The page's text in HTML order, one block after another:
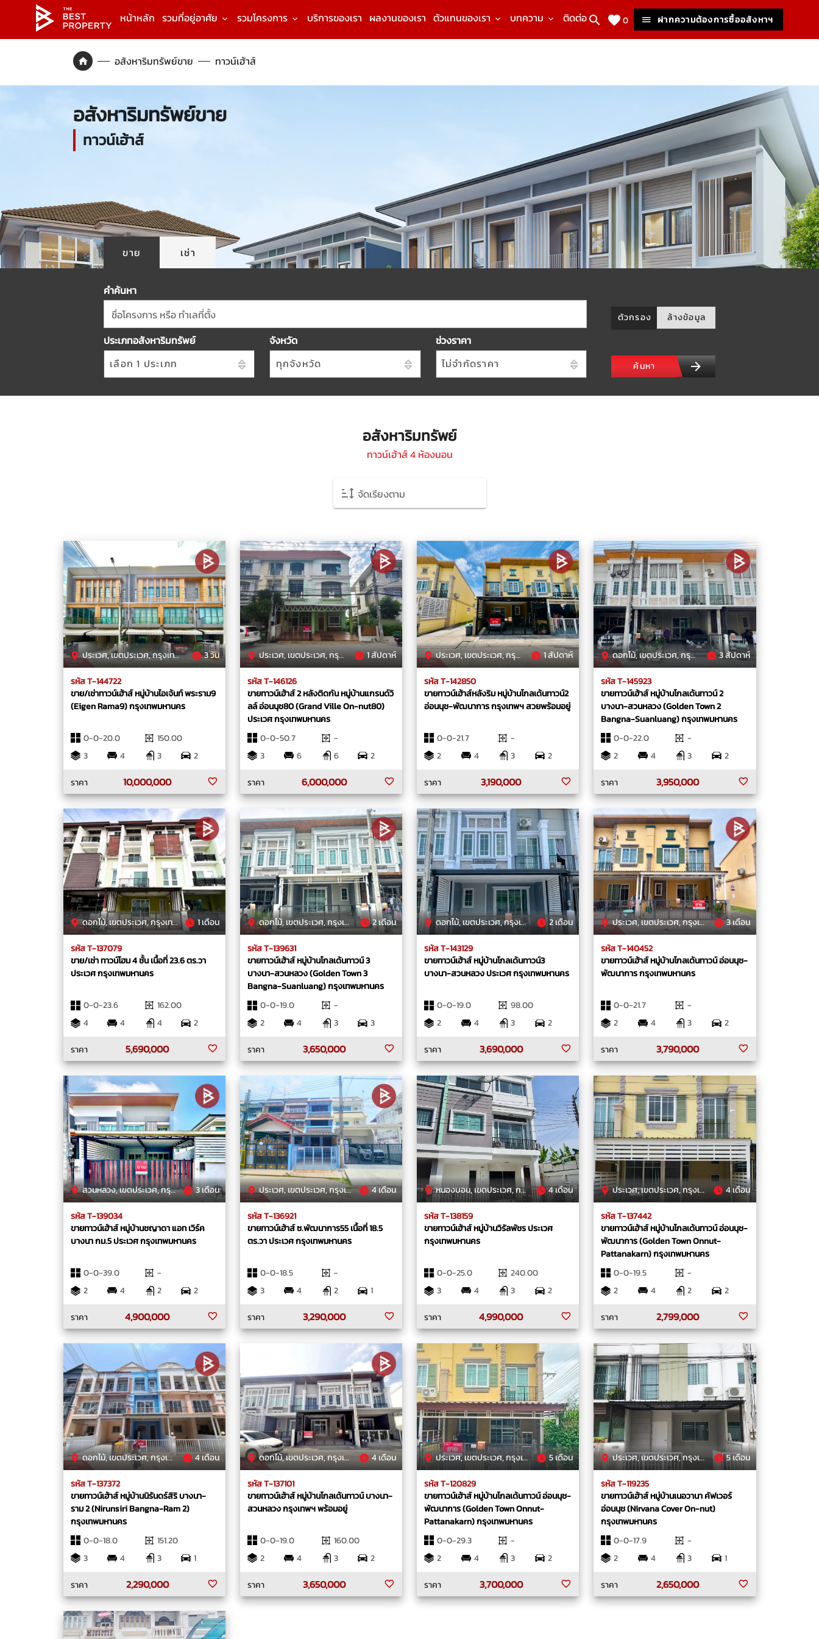
หน้าหลัก รวมที่อยู่อาศัย รวมโครงการ บริการของเรา ผลงานของเรา ตัวแทนของเรา บทความ ติดต่อเรา 0 ฝากความต้องการซื้ออสังหาฯ
อสังหาริมทรัพย์ขาย ทาวน์เฮ้าส์
อสังหาริมทรัพย์ขาย
ทาวน์เฮ้าส์
ขาย เช่า
คำค้นหา
ชื่อโครงการ หรือ ทำเลที่ตั้ง
ประเภทอสังหาริมทรัพย์
เลือก 1 ประเภท
จังหวัด
ทุกจังหวัด
ช่วงราคา
ไม่จำกัดราคา
ตัวกรอง ล้างข้อมูล
ค้นหา
อสังหาริมทรัพย์
ทาวน์เฮ้าส์ 4 ห้องนอน
จัดเรียงตาม
ประเวศ, เขตประเวศ, กรุงเทพมหานคร 3 วัน
รหัส T-144722
ขาย/เช่าทาวน์เฮ้าส์ หมู่บ้านไอเจ้นท์ พระราม9
(Eigen Rama9) กรุงเทพมหานคร
0-0-20.0
150.00
3
4 3
2
ราคา
10,000,000
ประเวศ, เขตประเวศ, กรุงเทพมหานคร 1 สัปดาห์
รหัส T-146126
ขายทาวน์เฮ้าส์ 2 หลังติดกัน หมู่บ้านแกรนด์วิ
ลล์ อ่อนนุช80 (Grand Ville On-nut80)
ประเวศ กรุงเทพมหานคร
0-0-50.7
-
3
6 6
2
ราคา
6,000,000
ประเวศ, เขตประเวศ, กรุงเทพมหานคร 1 สัปดาห์
รหัส T-142850
ขายทาวน์เฮ้าส์หลังริม หมู่บ้านโกลเด้นทาวน์2
อ่อนนุช-พัฒนาการ กรุงเทพฯ สวยพร้อมอยู่
0-0-21.7
-
2
4 3
2
ราคา
3,190,000
ดอกไม้, เขตประเวศ, กรุงเทพมหานคร 3 สัปดาห์
รหัส T-145923
ขายทาวน์เฮ้าส์ หมู่บ้านโกลเด้นทาวน์ 2
บางนา-สวนหลวง (Golden Town 2
Bangna-Suanluang) กรุงเทพมหานคร
0-0-22.0
-
2
4 3
2
ราคา
3,950,000
ดอกไม้, เขตประเวศ, กรุงเทพมหานคร 1 เดือน
รหัส T-137079
ขาย/เช่า ทาวน์โฮม 4 ชั้น เนื้อที่ 23.6 ตร.วา
ประเวศ กรุงเทพมหานคร
0-0-23.6
162.00
4
4 4
2
ราคา
5,690,000
ดอกไม้, เขตประเวศ, กรุงเทพมหานคร 2 เดือน
รหัส T-139631
ขายทาวน์เฮ้าส์ หมู่บ้านโกลเด้นทาวน์ 3
บางนา-สวนหลวง (Golden Town 3
Bangna-Suanluang) กรุงเทพมหานคร
0-0-19.0
-
2
4 3
3
ราคา
3,650,000
ดอกไม้, เขตประเวศ, กรุงเทพมหานคร 2 เดือน
รหัส T-143129
ขายทาวน์เฮ้าส์ หมู่บ้านโกลเด้นทาวน์3
บางนา-สวนหลวง ประเวศ กรุงเทพมหานคร
0-0-19.0
98.00
2
4 3
2
ราคา
3,690,000
ประเวศ, เขตประเวศ, กรุงเทพมหานคร 3 เดือน
รหัส T-140452
ขายทาวน์เฮ้าส์ หมู่บ้านโกลเด้นทาวน์ อ่อนนุช-
พัฒนาการ กรุงเทพมหานคร
0-0-21.7
-
2
4 3
2
ราคา
3,790,000
สวนหลวง, เขตประเวศ, กรุงเทพมหานคร 3 เดือน
รหัส T-139034
ขายทาวน์เฮ้าส์ หมู่บ้านชญาดา แอท เวิร์ค
บางนา กม.5 ประเวศ กรุงเทพมหานคร
0-0-39.0
-
2
4 2
2
ราคา
4,900,000
ประเวศ, เขตประเวศ, กรุงเทพมหานคร 4 เดือน
รหัส T-136921
ขายทาวน์เฮ้าส์ ซ.พัฒนาการ​55 เนื้อที่ 18.5
ตร.วา ประเวศ กรุงเทพมหานคร
0-0-18.5
-
3
4 2
1
ราคา
3,290,000
หนองบอน, เขตประเวศ, กรุงเทพมหานคร 4 เดือน
รหัส T-138159
ขายทาวน์เฮ้าส์ หมู่บ้านวิรัลพัชร ประเวศ
กรุงเทพมหานคร
0-0-25.0
240.00
3
4 3
2
ราคา
4,990,000
ประเวศ, เขตประเวศ, กรุงเทพมหานคร 4 เดือน
รหัส T-137442
ขายทาวน์เฮ้าส์ หมู่บ้านโกลเด้นทาวน์ อ่อนนุช-
พัฒนาการ (Golden Town Onnut-
Pattanakarn) กรุงเทพมหานคร
0-0-19.5
-
2
4 2
2
ราคา
2,799,000
ดอกไม้, เขตประเวศ, กรุงเทพมหานคร 4 เดือน
รหัส T-137372
ขายทาวน์เฮ้าส์ หมู่บ้านนิรันดร์สิริ บางนา-
ราม 2 (Nirunsiri Bangna-Ram 2)
กรุงเทพมหานคร
0-0-18.0
151.20
3
4 3
1
ราคา
2,290,000
ดอกไม้, เขตประเวศ, กรุงเทพมหานคร 4 เดือน
รหัส T-137101
ขายทาวน์เฮ้าส์ หมู่บ้านโกลเด้นทาวน์ บางนา-
สวนหลวง กรุงเทพฯ พร้อมอยู่
0-0-19.0
160.00
2
4 3
2
ราคา
3,650,000
ประเวศ, เขตประเวศ, กรุงเทพมหานคร 5 เดือน
รหัส T-120829
ขายทาวน์เฮ้าส์ หมู่บ้านโกลเด้นทาวน์ อ่อนนุช-
พัฒนาการ (Golden Town Onnut-
Pattanakarn) กรุงเทพมหานคร
0-0-29.3
-
2
4 3
2
ราคา
3,700,000
ประเวศ, เขตประเวศ, กรุงเทพมหานคร 5 เดือน
รหัส T-119235
ขายทาวน์เฮ้าส์ หมู่บ้านเนอวานา คัฟเวอร์
อ่อนนุช (Nirvana Cover On-nut)
กรุงเทพมหานคร
0-0-17.9
-
2
4 3
1
ราคา
2,650,000